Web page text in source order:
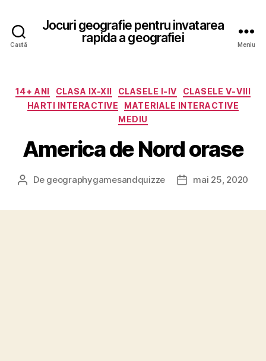
Caută
Jocuri geografie pentru invatarea
rapida a geografiei
Meniu
Categorii
14+ ANI CLASA IX-XII CLASELE I-IV
CLASELE V-VIII
HARTI INTERACTIVE
MATERIALE INTERACTIVE
MEDIU
America de Nord orase
Autor
De geographygamesandquizze
Datămai 25, 2020